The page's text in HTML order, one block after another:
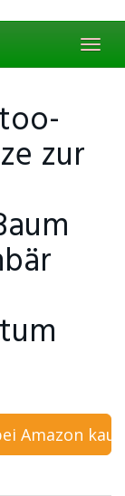
zur
Amazon